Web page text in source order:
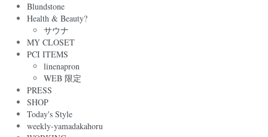
Blundstone
Health & Beauty?
サウナ
MY CLOSET
PCI ITEMS
linenapron
WEB 限定
PRESS
SHOP
Today's Style
weekly-yamadakahoru